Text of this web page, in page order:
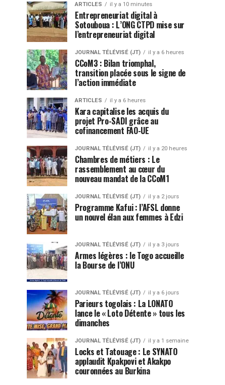
ARTICLES il y a 10 minutes
Entrepreneuriat digital à
Sotouboua : L’ONG CTPD mise sur
l’entrepreneuriat digital
JOURNAL TÉLÉVISÉ (JT) il y a 6 heures
CCoM3 : Bilan triomphal,
transition placée sous le signe de
l’action immédiate
ARTICLES il y a 6 heures
Kara capitalise les acquis du
projet Pro-SADI grâce au
cofinancement FAO-UE
JOURNAL TÉLÉVISÉ (JT) il y a 20 heures
Chambres de métiers : Le
rassemblement au cœur du
nouveau mandat de la CCoM1
JOURNAL TÉLÉVISÉ (JT) il y a 2 jours
Programme Kafui : l’AFSL donne
un nouvel élan aux femmes à Edzi
JOURNAL TÉLÉVISÉ (JT) il y a 3 jours
Armes légères : le Togo accueille
la Bourse de l’ONU
JOURNAL TÉLÉVISÉ (JT) il y a 6 jours
Parieurs togolais : La LONATO
lance le « Loto Détente » tous les
dimanches
JOURNAL TÉLÉVISÉ (JT) il y a 1 semaine
Locks et Tatouage : Le SYNATO
applaudit Kpakpovi et Akakpo
couronnées au Burkina